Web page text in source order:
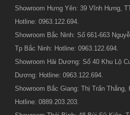
Showroom Hưng Yên: 39 Vĩnh Hưng,
Hotline: 0963.122.694.
Showroom Bắc Ninh: Số 661-663
Tp Bắc Ninh: Hotline: 0963.122.694.
Showroom Hải Dương: Số 40 Khu Lộ
Dương: Hotline: 0963.122.694.
Showroom Bắc Giang: Thị Trấn Thắng,
Hotline: 0889.203.203.